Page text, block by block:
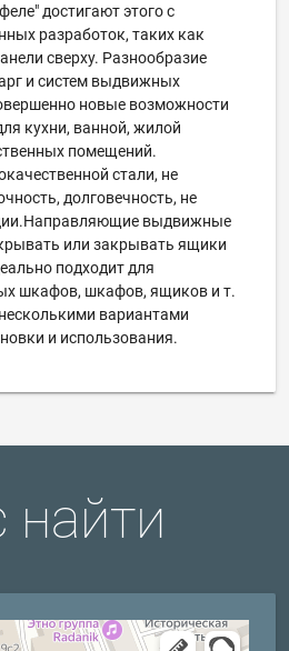
достигают этого с
разработок, таких как
сверху. Разнообразие
и систем выдвижных
новые возможности
кухни, ванной, жилой
помещений.
стали, не
долговечность, не
выдвижные
или закрывать ящики
подходит для
шкафов, шкафов, ящиков и т.
вариантами
и использования.
найти